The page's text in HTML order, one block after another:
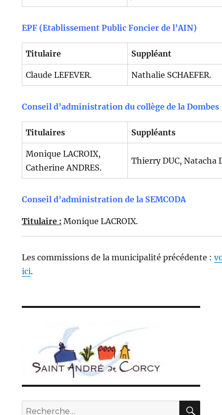
EPF (Etablissement Public Foncier de l’AIN)
Titulaire Suppléant
Claude LEFEVER. Nathalie SCHAEFER.
Conseil d’administration du collège de la Dombes
Titulaires Suppléants
Monique LACROIX,
Catherine ANDRES.
Thierry DUC, Natacha
Conseil d’administration de la SEMCODA
Titulaire : Monique LACROIX.
Les commissions de la municipalité précédente :
ici.
Recherche